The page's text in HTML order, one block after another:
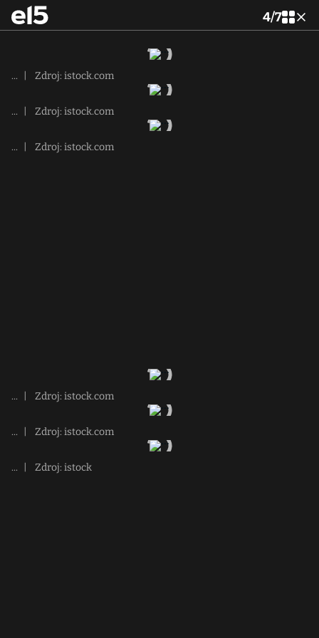
4/7
... Zdroj: istock.com
... Zdroj: istock.com
... Zdroj: istock.com
... Zdroj: istock.com
... Zdroj: istock.com
... Zdroj: istock